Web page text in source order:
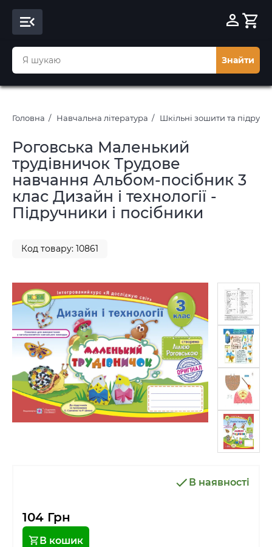
Знайти
Головна Навчальна література Шкільні зошити та
Роговська Маленький
трудівничок Трудове
навчання Альбом-посібник 3
клас Дизайн і технології -
Підручники і посібники
Код товару: 10861
В наявності
104 Грн
В кошик